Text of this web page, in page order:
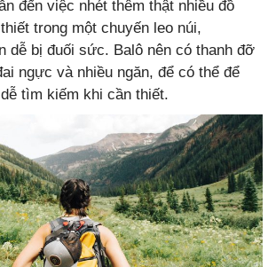
đến việc nhét thêm thật nhiều đồ
trong một chuyến leo núi,
dễ bị đuối sức. Balô nên có thanh đỡ
ngực và nhiều ngăn, để có thể để
tìm kiếm khi cần thiết.